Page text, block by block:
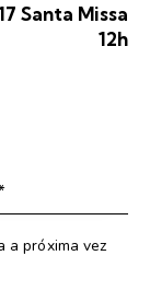
Santa Missa
12h
a próxima vez